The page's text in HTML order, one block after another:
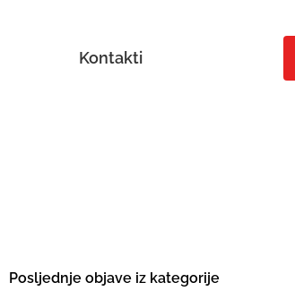
Kontakti
Posljednje objave iz kategorije